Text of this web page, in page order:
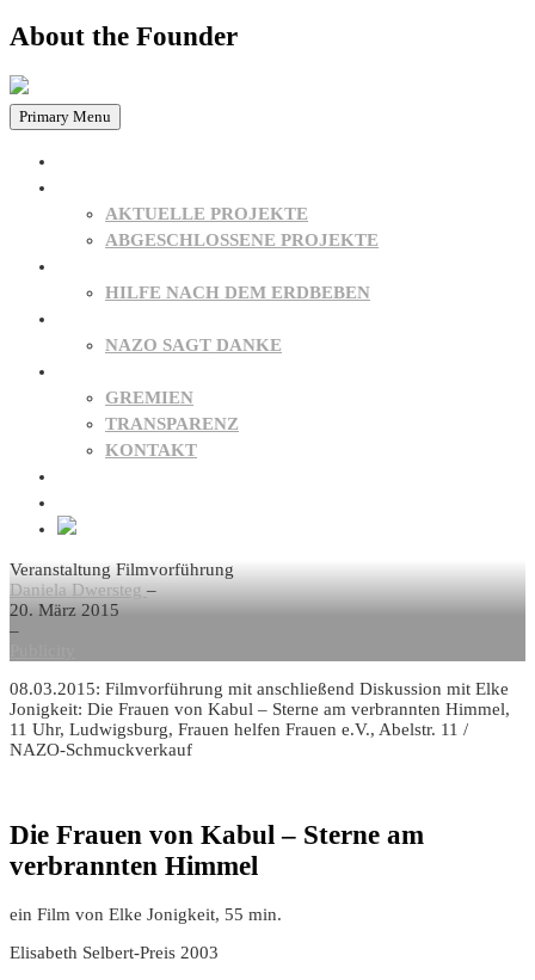
About the Founder
Primary Menu
AKTUELLE PROJEKTE
ABGESCHLOSSENE PROJEKTE
HILFE NACH DEM ERDBEBEN
NAZO SAGT DANKE
GREMIEN
TRANSPARENZ
KONTAKT
Veranstaltung Filmvorführung
Daniela Dwersteg–
20. März 2015
–
08.03.2015: Filmvorführung mit anschließend Diskussion mit Elke
Jonigkeit: Die Frauen von Kabul – Sterne am verbrannten Himmel,
11 Uhr, Ludwigsburg, Frauen helfen Frauen e.V., Abelstr. 11 /
NAZO-Schmuckverkauf
Die Frauen von Kabul – Sterne am
verbrannten Himmel
ein Film von Elke Jonigkeit, 55 min.
Elisabeth Selbert-Preis 2003